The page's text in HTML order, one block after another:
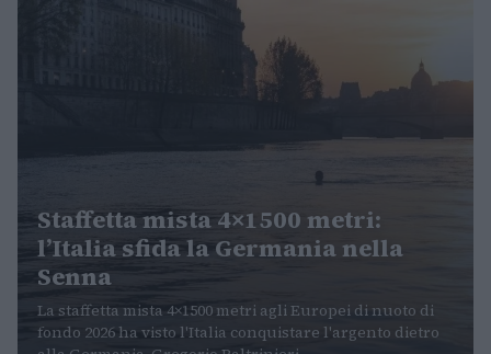
Staffetta mista 4×1500 metri:
l’Italia sfida la Germania nella
Senna
La staffetta mista 4×1500 metri agli Europei di nuoto di
fondo 2026 ha visto l'Italia conquistare l'argento dietro